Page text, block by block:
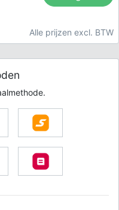
Alle prijzen excl. BTW